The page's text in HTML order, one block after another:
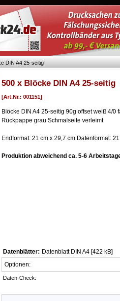
DIN A4 25-seitig
500 x Blöcke DIN A4 25-seitig
[Art.Nr.: 001151]
Blöcke DIN A4 25-seitig 90g offset weiß 4/0
Rückpappe grau Schmalseite verleimt
Endformat: 21 cm x 29,7 cm Datenformat:
Produktion abweichend ca. 5-6
Datenblätter: Datenblatt DIN A4 [422 kB]
Optionen:
Daten-Check: